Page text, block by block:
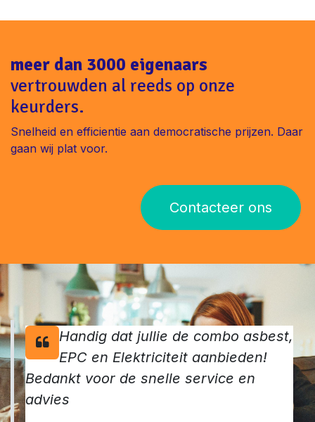
meer dan 3000 eigenaars
vertrouwden al reeds op onze
keurders.
Snelheid en efficientie aan democratische prijzen. Daar
gaan wij plat voor.
Contacteer ons
Handig dat jullie de combo asbest,
EPC en Elektriciteit aanbieden!
Bedankt voor de snelle service en
advies